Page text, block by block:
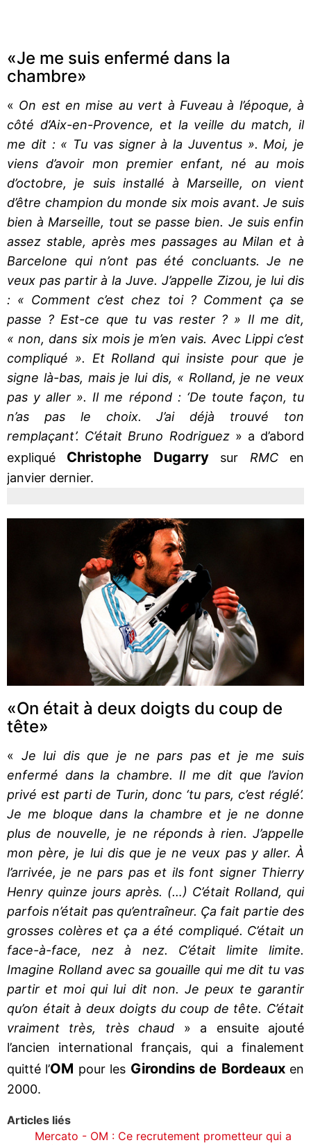
«Je me suis enfermé dans la
chambre»
« On est en mise au vert à Fuveau à l’époque, à
côté d’Aix-en-Provence, et la veille du match, il
me dit : « Tu vas signer à la Juventus ». Moi, je
viens d’avoir mon premier enfant, né au mois
d’octobre, je suis installé à Marseille, on vient
d’être champion du monde six mois avant. Je suis
bien à Marseille, tout se passe bien. Je suis enfin
assez stable, après mes passages au Milan et à
Barcelone qui n’ont pas été concluants. Je ne
veux pas partir à la Juve. J’appelle Zizou, je lui dis
: « Comment c’est chez toi ? Comment ça se
passe ? Est-ce que tu vas rester ? » Il me dit,
« non, dans six mois je m’en vais. Avec Lippi c’est
compliqué ». Et Rolland qui insiste pour que je
signe là-bas, mais je lui dis, « Rolland, je ne veux
pas y aller ». Il me répond : ‘De toute façon, tu
n’as pas le choix. J’ai déjà trouvé ton
remplaçant’. C’était Bruno Rodriguez» a d’abord
expliqué Christophe Dugarrysur RMCen
janvier dernier.
«On était à deux doigts du coup de
tête»
« Je lui dis que je ne pars pas et je me suis
enfermé dans la chambre. Il me dit que l’avion
privé est parti de Turin, donc ‘tu pars, c’est réglé’.
Je me bloque dans la chambre et je ne donne
plus de nouvelle, je ne réponds à rien. J’appelle
mon père, je lui dis que je ne veux pas y aller. À
l’arrivée, je ne pars pas et ils font signer Thierry
Henry quinze jours après. (…) C’était Rolland, qui
parfois n’était pas qu’entraîneur. Ça fait partie des
grosses colères et ça a été compliqué. C’était un
face-à-face, nez à nez. C’était limite limite.
Imagine Rolland avec sa gouaille qui me dit tu vas
partir et moi qui lui dit non. Je peux te garantir
qu’on était à deux doigts du coup de tête. C’était
vraiment très, très chaud » a ensuite ajouté
l’ancien international français, qui a finalement
quitté l’OM pour les Girondins de Bordeauxen
2000.
Articles liés
Mercato - OM : Ce recrutement prometteur qui a